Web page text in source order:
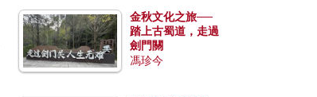
金秋文化之旅──
踏上古蜀道，走過
劍門關
馮珍今